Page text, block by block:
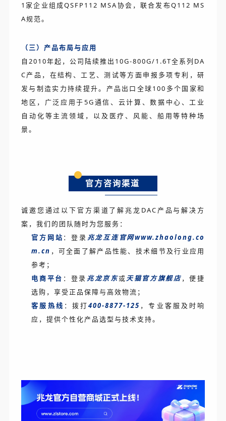
1家企业组成QSFP112 MSA协会，联合发布Q112 MS
A规范。
（三）产品布局与应用
自2010年起，公司陆续推出10G-800G/1.6T全系列DA
C产品，在结构、工艺、测试等方面申报多项专利，研
发与制造实力持续提升。产品出口全球100多个国家和
地区，广泛应用于5G通信、云计算、数据中心、工业
自动化等主流领域，以及医疗、风能、船用等特种场
景。
官方咨询渠道
诚邀您通过以下官方渠道了解兆龙DAC产品与解决方
案，我们的团队随时为您服务：
官方网站 ：登录兆龙互连官网www.zhaolong.co
m.cn ，可全面了解产品性能、技术细节及行业应用
参考；
电商平台 ：登录兆龙京东或天猫官方旗舰店，便捷
选购，享受正品保障与高效物流；
客服热线 ：拨打400-8877-125 ，专业客服及时响
应，提供个性化产品选型与技术支持。